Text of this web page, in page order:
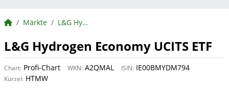
BörsenNEWS.de
Märkte L&G Hydrogen Economy UCITS ETF
L&G Hydrogen Economy UCITS ETF
Chart: Profi-Chart WKN: A2QMAL ISIN: IE00BMYDM794
Kürzel: HTMW